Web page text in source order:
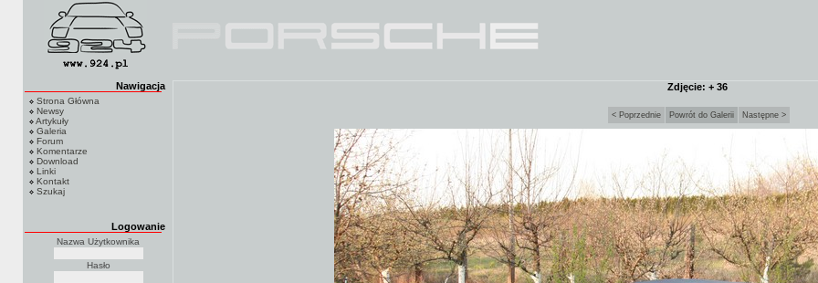
Nawigacja
Strona Główna
Newsy
Artykuły
Galeria
Forum
Komentarze
Download
Linki
Kontakt
Szukaj
Logowanie
Nazwa Użytkownika
Hasło
Zdjęcie: + 36
< Poprzednie Powrót do Galerii Następne >